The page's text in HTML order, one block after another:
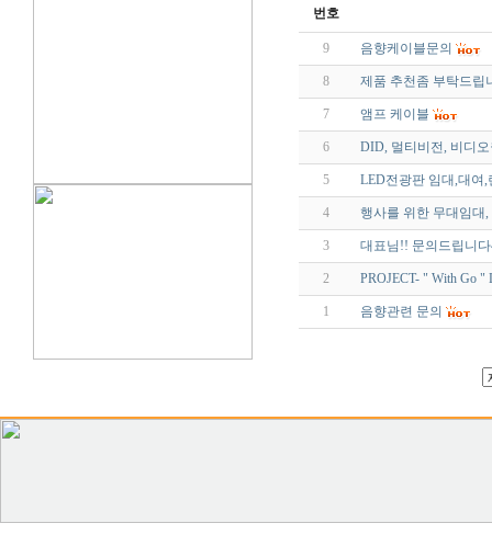
번호
9 음향케이블문의
8 제품 추천좀 부탁드립
7 앰프 케이블
6 DID, 멀티비전, 비디
5 LED전광판 임대,대여
4 행사를 위한 무대임대
3 대표님!! 문의드립니
2 PROJECT- " With Go
1 음향관련 문의